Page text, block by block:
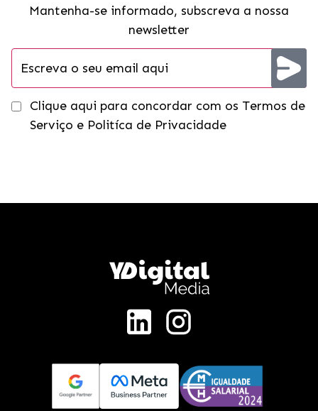
Mantenha-se informado, subscreva a nossa
newsletter
Clique aqui para concordar com os Termos de
Serviço e Politíca de Privacidade